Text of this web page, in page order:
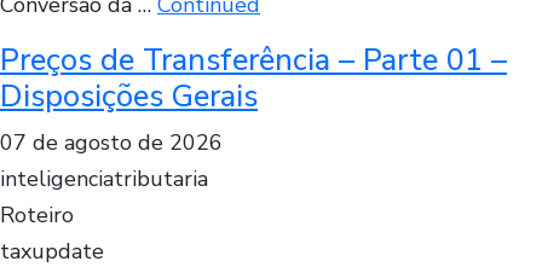
Preços de Transferência – Parte 01 –
Disposições Gerais
07 de agosto de 2026
inteligenciatributaria
Roteiro
taxupdate